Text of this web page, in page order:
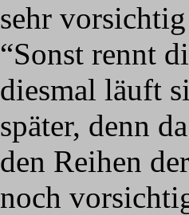
sehr
“Sonst rennt
diesmal läuft
später, denn
den Reihen
noch